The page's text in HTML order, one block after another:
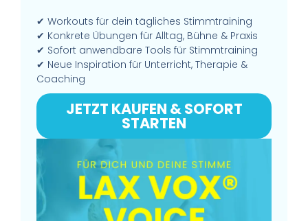
✔ Workouts für dein tägliches Stimmtraining
✔ Konkrete Übungen für Alltag, Bühne & Praxis
✔ Sofort anwendbare Tools für Stimmtraining
✔ Neue Inspiration für Unterricht, Therapie &
Coaching
JETZT KAUFEN & SOFORT
STARTEN